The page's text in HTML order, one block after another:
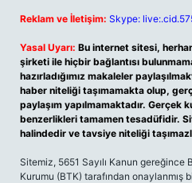
Reklam ve İletişim: Skype:
Yasal Uyarı: Bu internet sitesi,
şirketi ile hiçbir bağlantısı
hazırladığımız makaleler
haber niteliği taşımamakta olup,
paylaşım yapılmamaktadır. Gerçek
benzerlikleri tamamen tesadüfidir.
halindedir ve tavsiye niteliği
Sitemiz, 5651 Sayılı Kanun
Kurumu (BTK) tarafından onaylanmış